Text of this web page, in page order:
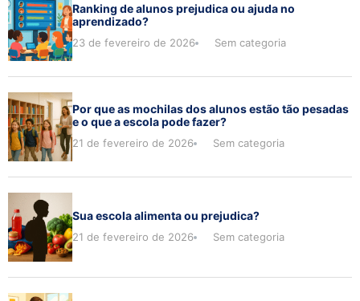
Ranking de alunos prejudica ou ajuda no
aprendizado?
23 de fevereiro de 2026 Sem categoria
Por que as mochilas dos alunos estão tão pesadas
e o que a escola pode fazer?
21 de fevereiro de 2026 Sem categoria
Sua escola alimenta ou prejudica?
21 de fevereiro de 2026 Sem categoria